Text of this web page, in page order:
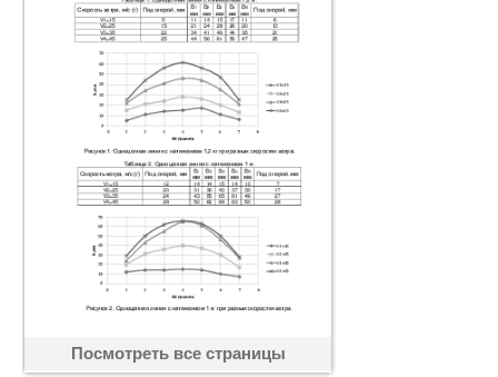
Посмотреть все страницы